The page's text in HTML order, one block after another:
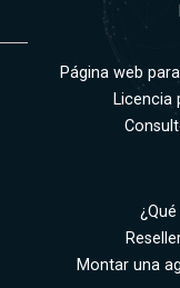
Página web
Licencia
Montar una